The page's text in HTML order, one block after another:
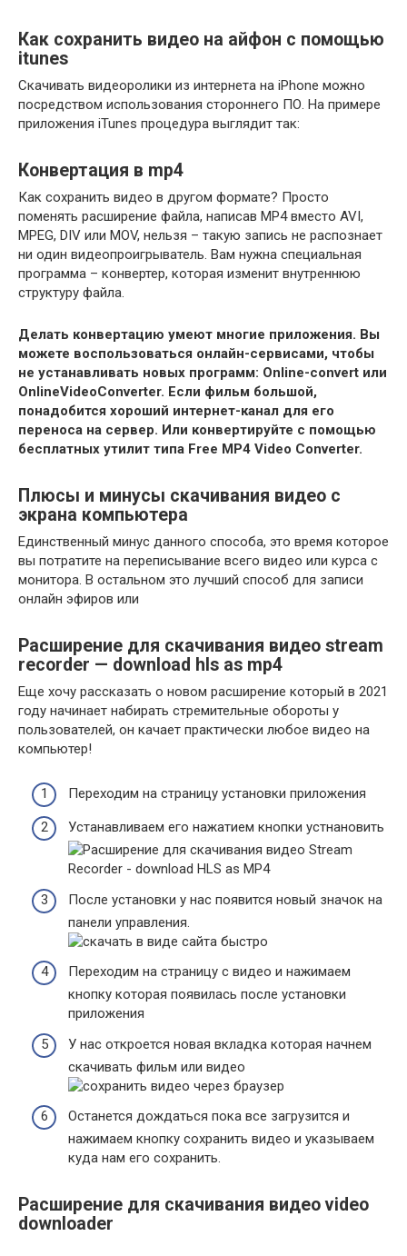
Как сохранить видео на айфон с помощью
itunes
Скачивать видеоролики из интернета на iPhone можно
посредством использования стороннего ПО. На примере
приложения iTunes процедура выглядит так:
Конвертация в mp4
Как сохранить видео в другом формате? Просто
поменять расширение файла, написав MP4 вместо AVI,
MPEG, DIV или MOV, нельзя – такую запись не распознает
ни один видеопроигрыватель. Вам нужна специальная
программа – конвертер, которая изменит внутреннюю
структуру файла.
Делать конвертацию умеют многие приложения. Вы
можете воспользоваться онлайн-сервисами, чтобы
не устанавливать новых программ: Online-convert или
OnlineVideoConverter. Если фильм большой,
понадобится хороший интернет-канал для его
переноса на сервер. Или конвертируйте с помощью
бесплатных утилит типа Free MP4 Video Converter.
Плюсы и минусы скачивания видео с
экрана компьютера
Единственный минус данного способа, это время которое
вы потратите на переписывание всего видео или курса с
монитора. В остальном это лучший способ для записи
онлайн эфиров или
Расширение для скачивания видео stream
recorder — download hls as mp4
Еще хочу рассказать о новом расширение который в 2021
году начинает набирать стремительные обороты у
пользователей, он качает практически любое видео на
компьютер!
Переходим на страницу установки приложения
Устанавливаем его нажатием кнопки устнановить
После установки у нас появится новый значок на
панели управления.
Переходим на страницу с видео и нажимаем
кнопку которая появилась после установки
приложения
У нас откроется новая вкладка которая начнем
скачивать фильм или видео
Останется дождаться пока все загрузится и
нажимаем кнопку сохранить видео и указываем
куда нам его сохранить.
Расширение для скачивания видео video
downloader